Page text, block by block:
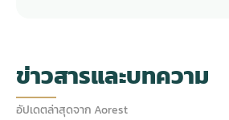
ข่าวสารและบทความ
อัปเดตล่าสุดจาก Aorest